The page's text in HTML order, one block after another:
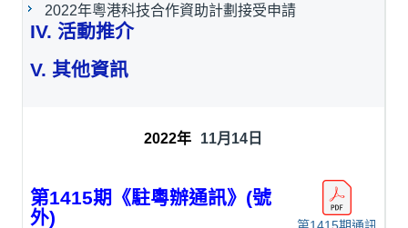
2022年粵港科技合作資助計劃接受申請
IV. 活動推介
V. 其他資訊
11月14日
第1415期《駐粵辦通訊》(號
外)